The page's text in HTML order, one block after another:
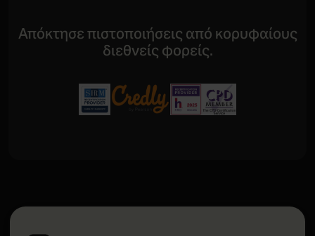
Απόκτησε πιστοποιήσεις από κορυφαίους
διεθνείς φορείς.